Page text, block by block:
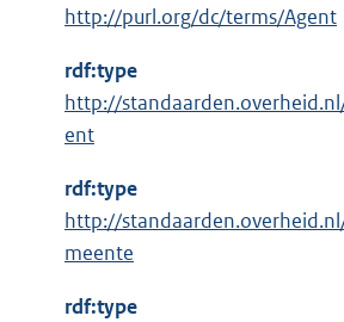
E
t
e
r
e
n
http://purl.org/dc/terms/Agent
rdf:type
http://
ent
rdf:type
http://
meente
rdf:type